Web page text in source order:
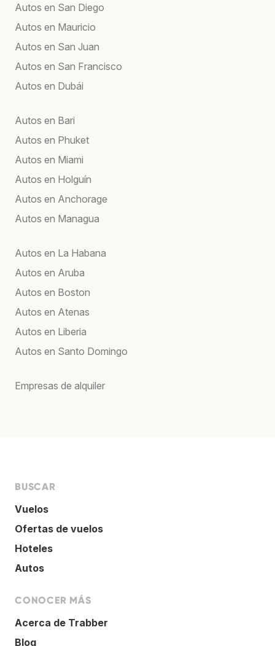
Autos en San Diego
Autos en Mauricio
Autos en San Juan
Autos en San Francisco
Autos en Dubái
Autos en Bari
Autos en Phuket
Autos en Miami
Autos en Holguín
Autos en Anchorage
Autos en Managua
Autos en La Habana
Autos en Aruba
Autos en Boston
Autos en Atenas
Autos en Liberia
Autos en Santo Domingo
Empresas de alquiler
BUSCAR
Vuelos
Ofertas de vuelos
Hoteles
Autos
CONOCER MÁS
Acerca de Trabber
Blog